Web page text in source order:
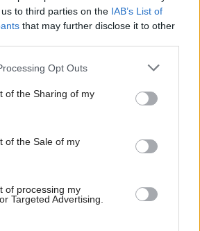
to third parties on the IAB’s List of
that may further disclose it to other
website/app uses one or more Google
or usage behaviour. You may click to
to Google and its third-party tags to
specified purposes in below Google
Opt Outs
of the Sharing of my
of the Sale of my
of processing my
Targeted Advertising.
tak si rodičia vytvorili dom
vnúčatá